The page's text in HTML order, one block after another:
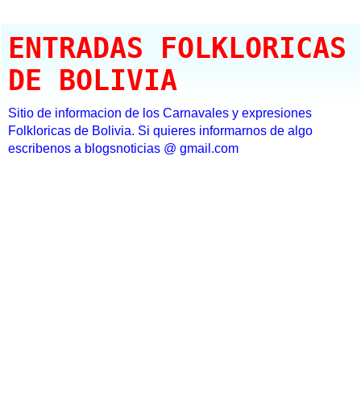
ENTRADAS FOLKLORICAS
DE BOLIVIA
Sitio de informacion de los Carnavales y expresiones
Folkloricas de Bolivia. Si quieres informarnos de algo
escribenos a blogsnoticias @ gmail.com